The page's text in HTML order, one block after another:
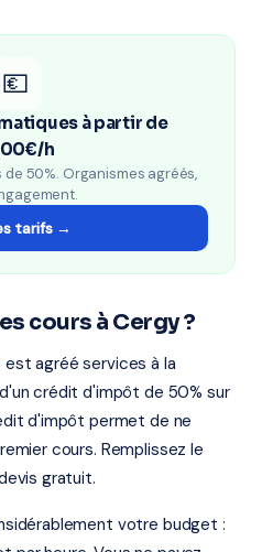
💶
à partir de
h
50%. Organismes agréés,
tarifs →
cours à Cergy ?
agréé services à la
crédit d'impôt de 50% sur
d'impôt permet de ne
cours. Remplissez le
gratuit.
votre budget :